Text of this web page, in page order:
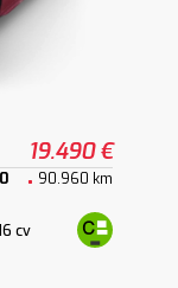
19.490 €
90.960 km
cv